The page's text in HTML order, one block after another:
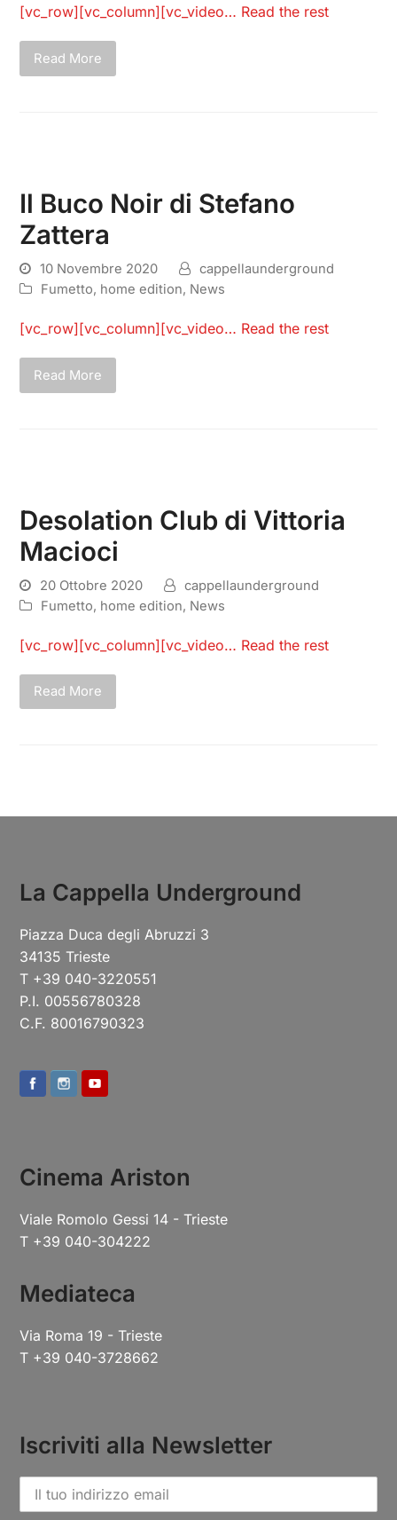
[vc_row][vc_column][vc_video… Read the rest
Read More
Il Buco Noir di Stefano
Zattera
10 Novembre 2020
cappellaunderground
Fumetto, home edition, News
[vc_row][vc_column][vc_video… Read the rest
Read More
Desolation Club di Vittoria
Macioci
20 Ottobre 2020
cappellaunderground
Fumetto, home edition, News
[vc_row][vc_column][vc_video… Read the rest
Read More
La Cappella Underground
Piazza Duca degli Abruzzi 3
34135 Trieste
T +39 040-3220551
P.I. 00556780328
C.F. 80016790323
Cinema Ariston
Viale Romolo Gessi 14 - Trieste
T +39 040-304222
Mediateca
Via Roma 19 - Trieste
T +39 040-3728662
Iscriviti alla Newsletter